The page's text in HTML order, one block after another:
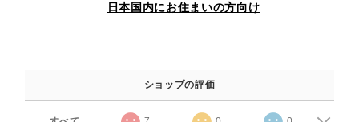
日本国内にお住まいの方向け
ショップの評価